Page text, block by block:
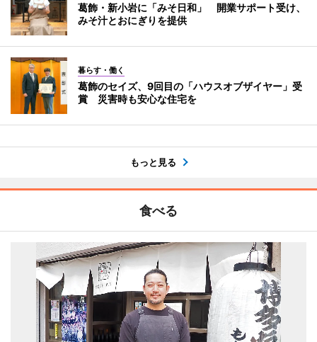
葛飾・新小岩に「みそ日和」 開業サポート受け、
みそ汁とおにぎりを提供
暮らす・働く
葛飾のセイズ、9回目の「ハウスオブザイヤー」受
賞 災害時も安心な住宅を
もっと見る
食べる